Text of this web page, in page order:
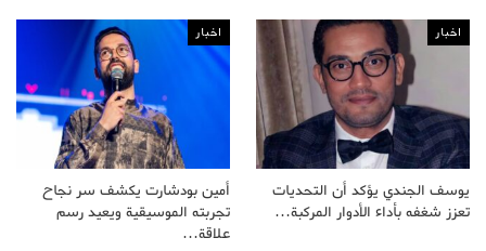
اخبار
يوسف الجندي يؤكد أن التحديات
تعزز شغفه بأداء الأدوار المركبة…
اخبار
أمين بودشارت يكشف سر نجاح
تجربته الموسيقية ويعيد رسم
علاقة…